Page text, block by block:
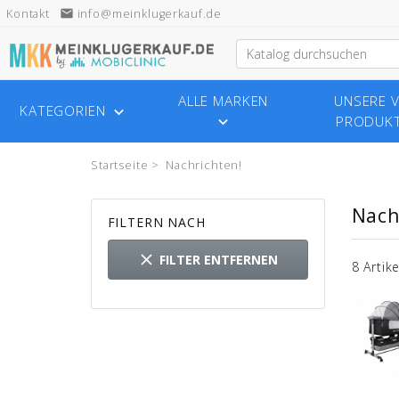
Kontakt email info@meinklugerkauf.de
KATEGORIEN 
ALLE MARKEN

UNSERE
Startseite Nachrichten!
FILTERN NACH
 FILTER ENTFERNEN 8